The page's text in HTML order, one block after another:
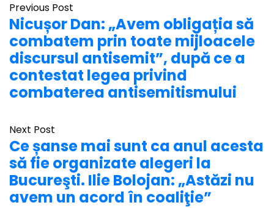
Previous Post
Nicușor Dan: „Avem obligația să
combatem prin toate mijloacele
discursul antisemit”, după ce a
contestat legea privind
combaterea antisemitismului
Next Post
Ce șanse mai sunt ca anul acesta
să fie organizate alegeri la
Bucureşti. Ilie Bolojan: „Astăzi nu
avem un acord în coaliţie”